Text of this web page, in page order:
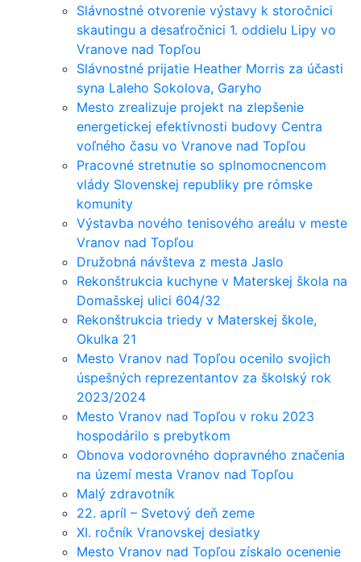
Slávnostné otvorenie výstavy k storočnici
skautingu a desaťročnici 1. oddielu Lipy vo
Vranove nad Topľou
Slávnostné prijatie Heather Morris za účasti
syna Laleho Sokolova, Garyho
Mesto zrealizuje projekt na zlepšenie
energetickej efektívnosti budovy Centra
voľného času vo Vranove nad Topľou
Pracovné stretnutie so splnomocnencom
vlády Slovenskej republiky pre rómske
komunity
Výstavba nového tenisového areálu v meste
Vranov nad Topľou
Družobná návšteva z mesta Jaslo
Rekonštrukcia kuchyne v Materskej škola na
Domašskej ulici 604/32
Rekonštrukcia triedy v Materskej škole,
Okulka 21
Mesto Vranov nad Topľou ocenilo svojich
úspešných reprezentantov za školský rok
2023/2024
Mesto Vranov nad Topľou v roku 2023
hospodárilo s prebytkom
Obnova vodorovného dopravného značenia
na území mesta Vranov nad Topľou
Malý zdravotník
22. apríl – Svetový deň zeme
XI. ročník Vranovskej desiatky
Mesto Vranov nad Topľou získalo ocenenie